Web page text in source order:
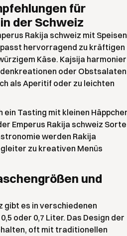
für
der Schweiz
Rakija schweiz mit Speisen
hervorragend zu kräftigen
Käse. Kajsija
oder
als Aperitif oder zu leichten
ein Tasting mit kleinen
Emperus Rakija schweiz
werden Rakija
zu kreativen Menüs
und
gibt es in verschiedenen
oder 0,7 Liter. Das Design der
oft mit traditionellen